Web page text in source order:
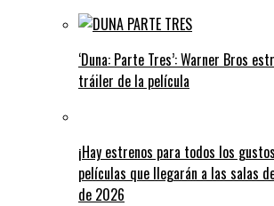
‘Duna: Parte Tres’: Warner Bros
tráiler de la película
¡Hay estrenos para todos los
películas que llegarán a las salas
de 2026